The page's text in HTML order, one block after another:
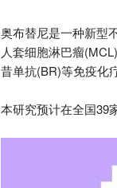
奥布替尼是一种新型
人套细胞淋巴瘤
昔单抗(BR)等免疫化
本研究预计在全国39